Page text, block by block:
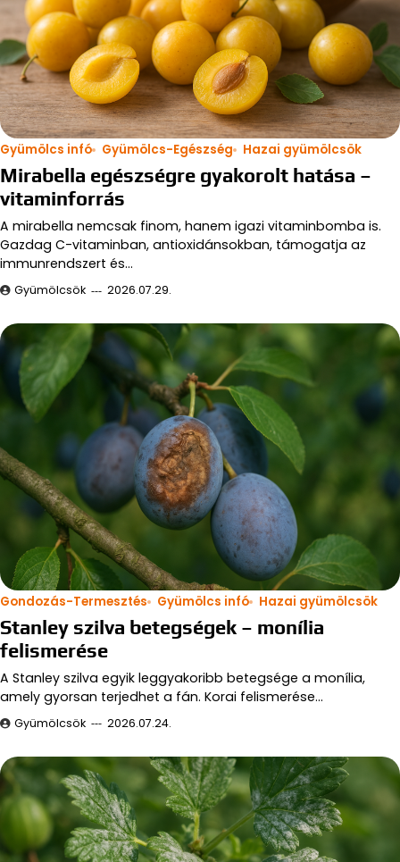
Gyümölcs infó Gyümölcs-Egészség Hazai gyümölcsök
Mirabella egészségre gyakorolt hatása –
vitaminforrás
A mirabella nemcsak finom, hanem igazi vitaminbomba is.
Gazdag C-vitaminban, antioxidánsokban, támogatja az
immunrendszert és…
Gyümölcsök 2026.07.29.
Gondozás-Termesztés Gyümölcs infó Hazai gyümölcsök
Stanley szilva betegségek – monília
felismerése
A Stanley szilva egyik leggyakoribb betegsége a monília,
amely gyorsan terjedhet a fán. Korai felismerése…
Gyümölcsök 2026.07.24.